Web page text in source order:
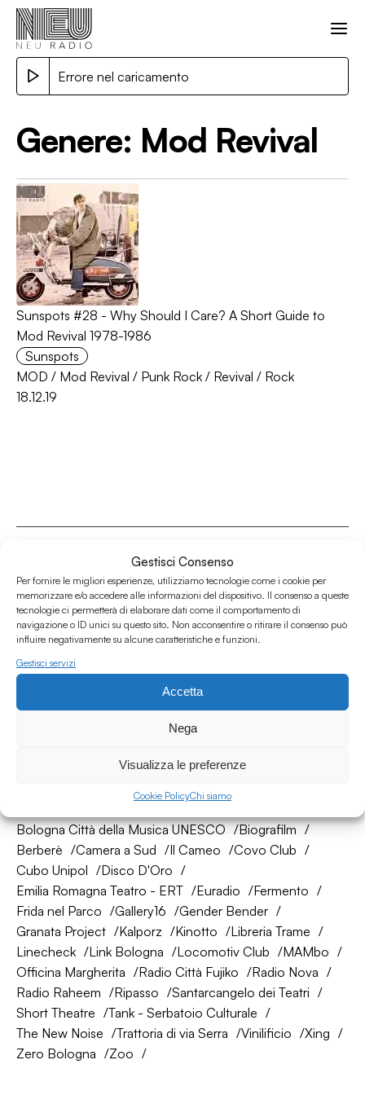
Gestisci Consenso
Per fornire le migliori esperienze, utilizziamo tecnologie come i cookie per
memorizzare e/o accedere alle informazioni del dispositivo. Il consenso a queste
tecnologie ci permetterà di elaborare dati come il comportamento di
navigazione o ID unici su questo sito. Non acconsentire o ritirare il consenso può
influire negativamente su alcune caratteristiche e funzioni.
Gestisci servizi
Accetta
Nega
Visualizza le preferenze
Cookie PolicyChi siamo
Errore nel caricamento
Genere: Mod Revival
Sunspots #28 - Why Should I Care? A Short Guide to
Mod Revival 1978-1986
Sunspots
MOD / Mod Revival / Punk Rock / Revival / Rock
18.12.19
Associazione Culturale Humus
Via degli Orti 63, Bologna 40137
IVA: IT03691751204
CF: 03691751204
Bologna Città della Musica UNESCO
Biografilm
Berberè
Camera a Sud Il Cameo
Covo Club
Cubo Unipol
Disco D'Oro
Emilia Romagna Teatro - ERT
Euradio
Fermento
Frida nel Parco
Gallery16
Gender Bender
Granata Project
Kalporz Kinotto
Libreria Trame
Linecheck
Link Bologna Locomotiv Club
MAMbo
Officina Margherita
Radio Città Fujiko
Radio Nova
Radio Raheem
Ripasso
Santarcangelo dei Teatri
Short Theatre
Tank - Serbatoio Culturale
The New Noise
Trattoria di via Serra Vinilificio
Xing
Zero Bologna
Zoo